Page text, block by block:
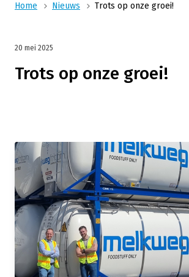
Home Nieuws Trots op onze groei!
Trots op onze groei!
20 mei 2025